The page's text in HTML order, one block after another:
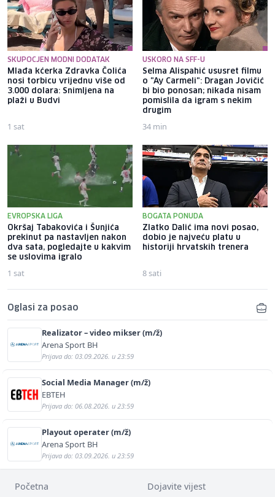
SKUPOCJEN MODNI DODATAK
Mlađa kćerka Zdravka Čolića
nosi torbicu vrijednu više od
3.000 dolara: Snimljena na
plaži u Budvi
1 sat
USKORO NA SFF-U
Selma Alispahić ususret filmu
o "Ay Carmeli": Dragan Jovičić
bi bio ponosan; nikada nisam
pomislila da igram s nekim
drugim
34 min
EVROPSKA LIGA
Okršaj Tabakovića i Šunjića
prekinut pa nastavljen nakon
dva sata, pogledajte u kakvim
se uslovima igralo
1 sat
BOGATA PONUDA
Zlatko Dalić ima novi posao,
dobio je najveću platu u
historiji hrvatskih trenera
8 sati
Oglasi za posao
Realizator – video mikser (m/ž)
Arena Sport BH
Prijava do: 03.09.2026. u 23:59
Social Media Manager (m/ž)
EBTEH
Prijava do: 06.08.2026. u 23:59
Playout operater (m/ž)
Arena Sport BH
Prijava do: 03.09.2026. u 23:59
Početna Dojavite vijest